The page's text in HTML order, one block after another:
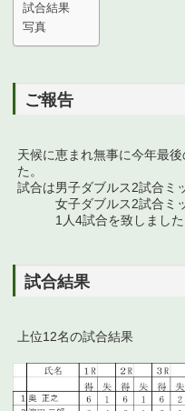
試合結果
写真
ご報告
天候に恵まれ無事に今年最
た。
試合は男子ダブルス2試合ミ
女子ダブルス2試合ミッ
1人4試合を致しました
試合結果
上位12名の試合結果